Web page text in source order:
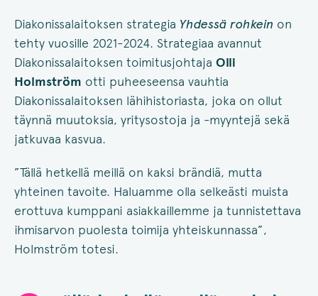
Diakonissalaitoksen strategia Yhdessä rohkein on
tehty vuosille 2021-2024. Strategiaa avannut
Diakonissalaitoksen toimitusjohtaja Olli
Holmström otti puheeseensa vauhtia
Diakonissalaitoksen lähihistoriasta, joka on ollut
täynnä muutoksia, yritysostoja ja -myyntejä sekä
jatkuvaa kasvua.
”Tällä hetkellä meillä on kaksi brändiä, mutta
yhteinen tavoite. Haluamme olla selkeästi muista
erottuva kumppani asiakkaillemme ja tunnistettava
ihmisarvon puolesta toimija yhteiskunnassa”,
Holmström totesi.